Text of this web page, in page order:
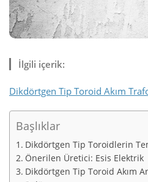
İlgili içerik:
Dikdörtgen Tip Toroid Akım
Başlıklar
Dikdörtgen Tip Toroidlerin
Önerilen Üretici: Esis Elektrik
Dikdörtgen Tip Toroid Akım